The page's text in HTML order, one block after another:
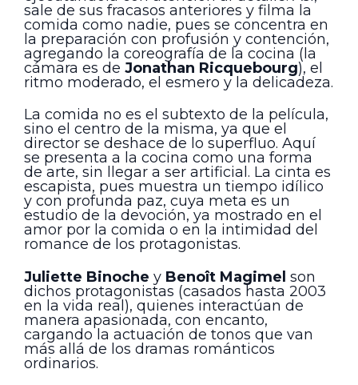
sale de sus fracasos anteriores y filma la
comida como nadie, pues se concentra en
la preparación con profusión y contención,
agregando la coreografía de la cocina (la
cámara es de Jonathan Ricquebourg), el
ritmo moderado, el esmero y la delicadeza.
La comida no es el subtexto de la película,
sino el centro de la misma, ya que el
director se deshace de lo superfluo. Aquí
se presenta a la cocina como una forma
de arte, sin llegar a ser artificial. La cinta es
escapista, pues muestra un tiempo idílico
y con profunda paz, cuya meta es un
estudio de la devoción, ya mostrado en el
amor por la comida o en la intimidad del
romance de los protagonistas.
Juliette Binoche y Benoît Magimel son
dichos protagonistas (casados hasta 2003
en la vida real), quienes interactúan de
manera apasionada, con encanto,
cargando la actuación de tonos que van
más allá de los dramas románticos
ordinarios.